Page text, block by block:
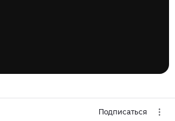
Подписаться